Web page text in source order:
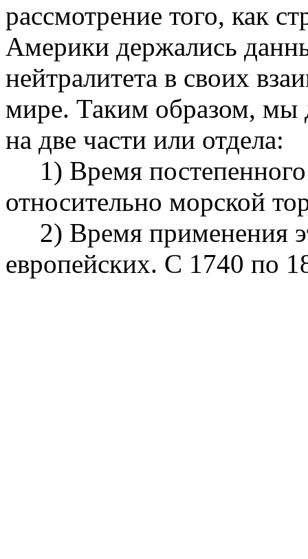
рассмотрение того, как
Америки держались
нейтралитета в своих
мире. Таким образом, мы
на две части или отдела:
1) Время постепенного
относительно морской
2) Время применения
европейских. С 1740 по